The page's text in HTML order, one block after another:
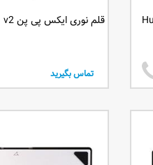
قلم نوری ایکس پی پن XP Pen Deco 01 v2
تماس بگیرید